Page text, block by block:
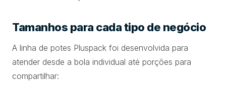
Tamanhos para cada tipo de negócio
A linha de potes Pluspack foi desenvolvida para
atender desde a bola individual até porções para
compartilhar: